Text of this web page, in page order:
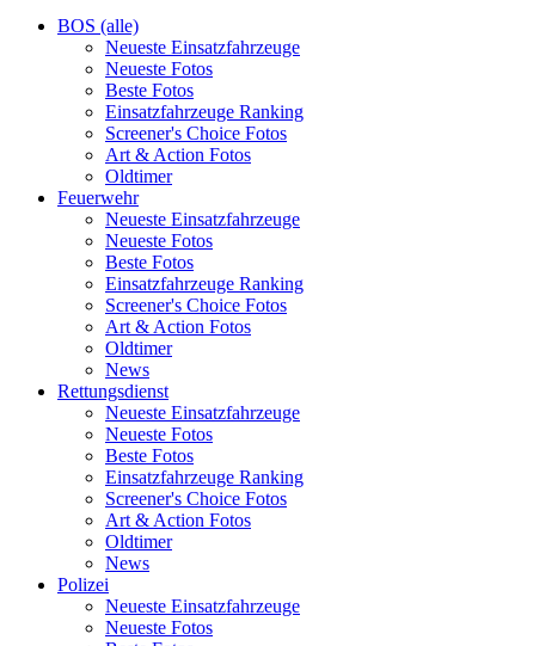
BOS (alle)
Neueste Einsatzfahrzeuge
Neueste Fotos
Beste Fotos
Einsatzfahrzeuge Ranking
Screener's Choice Fotos
Art & Action Fotos
Oldtimer
Feuerwehr
Neueste Einsatzfahrzeuge
Neueste Fotos
Beste Fotos
Einsatzfahrzeuge Ranking
Screener's Choice Fotos
Art & Action Fotos
Oldtimer
News
Rettungsdienst
Neueste Einsatzfahrzeuge
Neueste Fotos
Beste Fotos
Einsatzfahrzeuge Ranking
Screener's Choice Fotos
Art & Action Fotos
Oldtimer
News
Polizei
Neueste Einsatzfahrzeuge
Neueste Fotos